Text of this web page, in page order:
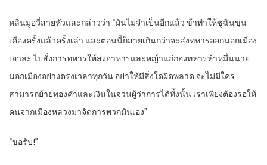
หลินมู่อวี่ส่ายหัวและกล่าวว่า “มันไม่จำเป็นอีกแล้ว ข้าทำให้ซูฉินขุ่น
เคืองครั้งแล้วครั้งเล่า และตอนนี้ก็สายเกินกว่าจะส่งทหารออกนอกเมือง
เอาล่ะ ไปสั่งการทหารให้ส่งอาหารและหญ้าแก่กองทหารห้าหมื่นนาย
นอกเมืองอย่างตรงเวลาทุกวัน อย่าให้มีสิ่งใดผิดพลาด จะไม่มีใคร
สามารถย้ายทองคำและเงินในจวนผู้ว่าการได้ทั้งนั้น เราเพียงต้องรอให้
คนจากเมืองหลวงมาจัดการพวกมันเอง”
“ขอรับ!”